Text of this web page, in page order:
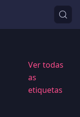
Ver todas
as
etiquetas